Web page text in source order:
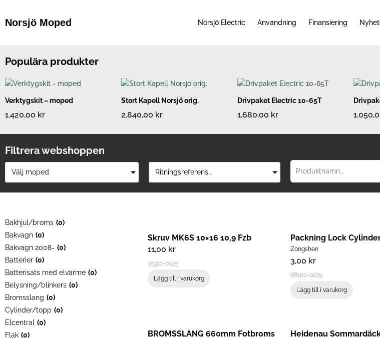
innehåll
Norsjö Moped Norsjö Electric Användning Finansiering
Populära produkter
Verktygskit – moped
1.420,00 kr
Stort Kapell Norsjö orig.
2.840,00 kr
Drivpaket Electric 10-65T
1.680,00 kr
Filtrera webshoppen
Välj moped Ritningsreferens...
Bakhjul/broms (0)
Bakvagn (0)
Bakvagn 2008- (0)
Batterier (0)
Batterisats med elvärme (0)
Belysning/blinkers (0)
Bromsslang (0)
Cylinder/topp (0)
Elcentral
(0)
Flak (0)
15310-0025
Skruv MK6S 10×16 10,9 Fzb
11,00 kr
Lägg till i varukorg 68100-0279
Packning Lock
3,00 kr
Zongshen
Lägg till i varukorg
BROMSSLANG 660mm Fotbroms Heidenau